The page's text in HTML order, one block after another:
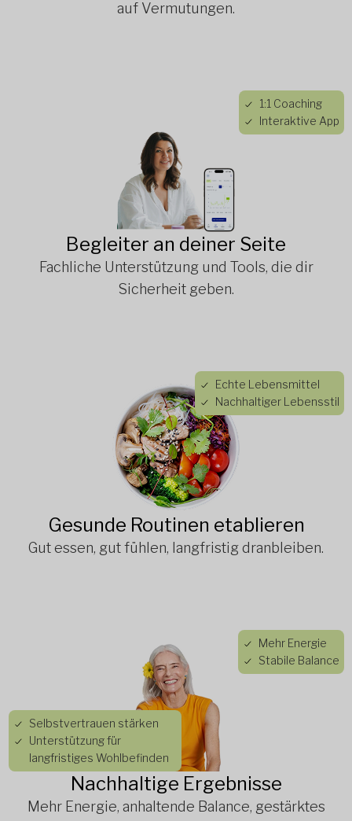
auf Vermutungen.
1:1 Coaching
Interaktive App
Begleiter an deiner Seite
Fachliche Unterstützung und Tools, die dir
Sicherheit geben.
Echte Lebensmittel
Nachhaltiger Lebensstil
Gesunde Routinen etablieren
Gut essen, gut fühlen, langfristig dranbleiben.
Mehr Energie
Stabile Balance
Selbstvertrauen stärken
Unterstützung für
langfristiges Wohlbefinden
Nachhaltige Ergebnisse
Mehr Energie, anhaltende Balance, gestärktes